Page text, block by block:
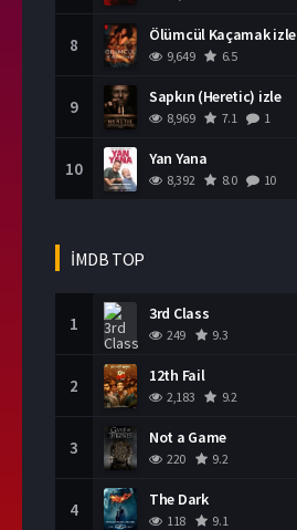
8 Ölümcül Kaçamak izle
9,649 6.5
9 Sapkın (Heretic) izle
8,969 7.1 1
10 Yan Yana
8,392 8.0 10
İMDB TOP
1 3rd Class
249 9.3
2 12th Fail
2,183 9.2
3 Not a Game
220 9.2
4 The Dark
118 9.1